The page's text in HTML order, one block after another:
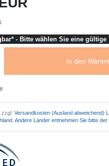
- Bitte wählen Sie eine gültige
In den
Versandkosten (Ausland abweichend)
Andere Länder entnehmen Sie bitte